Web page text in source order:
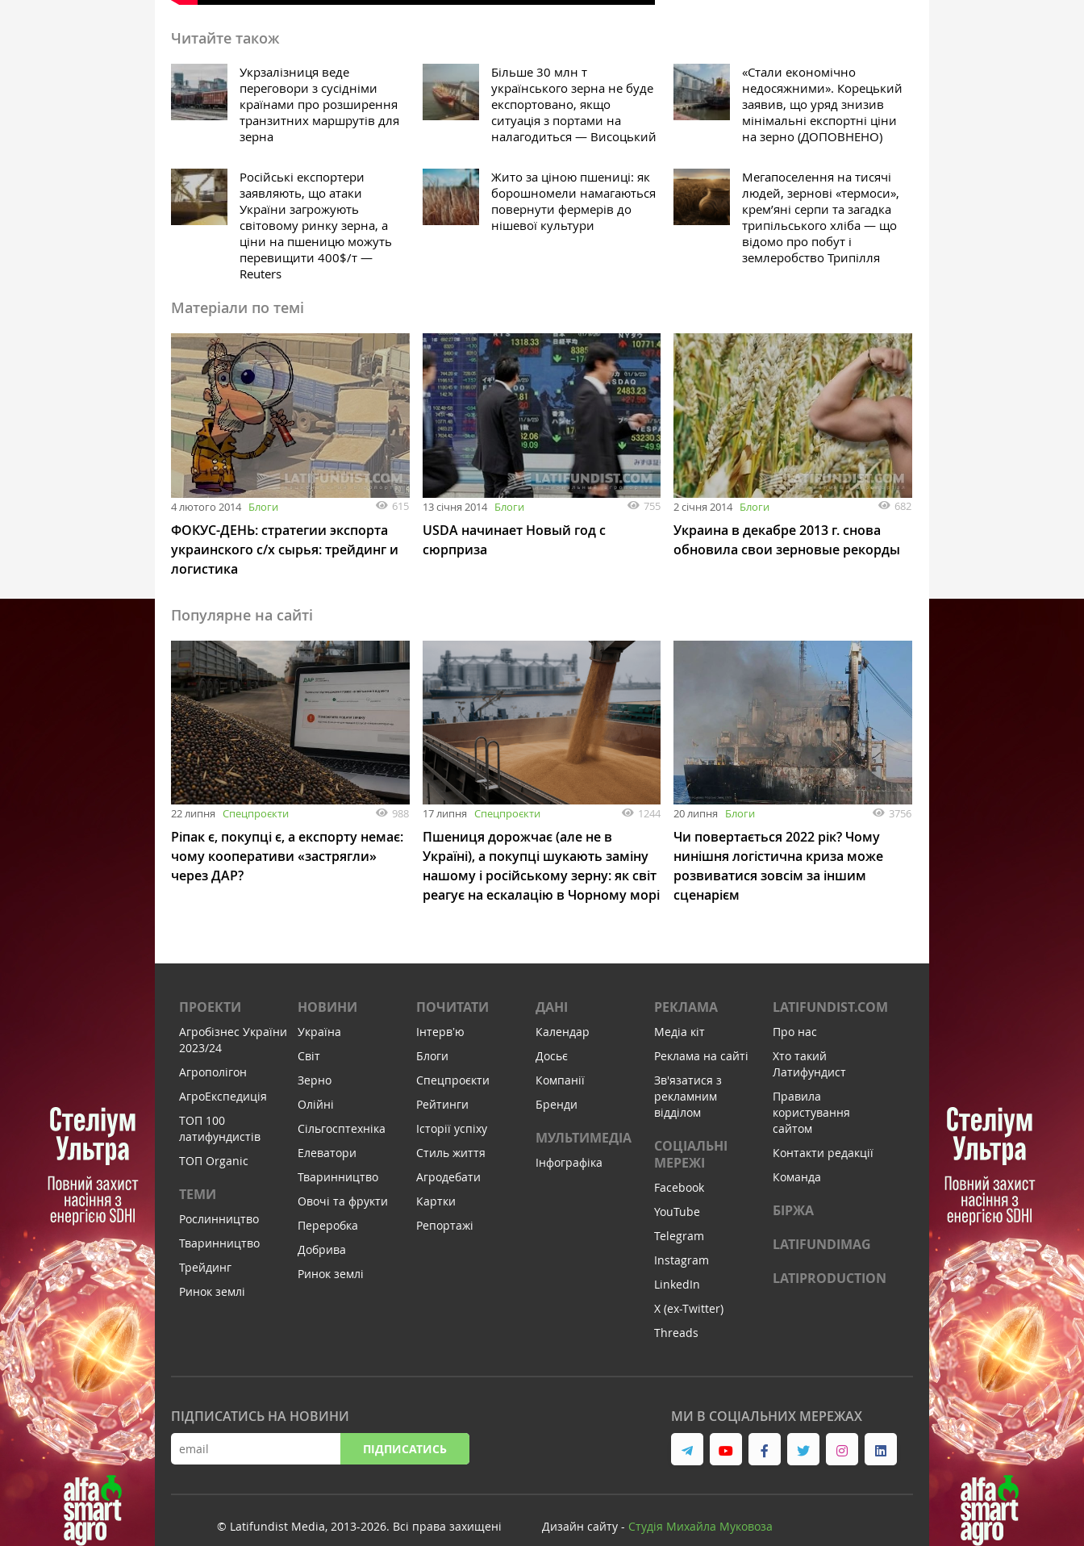
Читайте також
Укрзалізниця веде
переговори з сусідніми
країнами про розширення
транзитних маршрутів для
зерна
Більше 30 млн т
українського зерна не буде
експортовано, якщо
ситуація з портами на
налагодиться — Висоцький
«Стали економічно
недосяжними». Корецький
заявив, що уряд знизив
мінімальні експортні ціни
на зерно (ДОПОВНЕНО)
Російські експортери
заявляють, що атаки
України загрожують
світовому ринку зерна, а
ціни на пшеницю можуть
перевищити 400$/т —
Reuters
Жито за ціною пшениці: як
борошномели намагаються
повернути фермерів до
нішевої культури
Мегапоселення на тисячі
людей, зернові «термоси»,
крем’яні серпи та загадка
трипільського хліба — що
відомо про побут і
землеробство Трипілля
Матеріали по темі
4 лютого 2014 Блоги 615
ФОКУС-ДЕНЬ: стратегии экспорта
украинского с/х сырья: трейдинг и
логистика
13 січня 2014 Блоги 755
USDA начинает Новый год с
сюрприза
2 січня 2014 Блоги 682
Украина в декабре 2013 г. снова
обновила свои зерновые рекорды
Популярне на сайті
22 липня Спецпроєкти 988
Ріпак є, покупці є, а експорту немає:
чому кооперативи «застрягли»
через ДАР?
17 липня Спецпроєкти 1244
Пшениця дорожчає (але не в
Україні), а покупці шукають заміну
нашому і російському зерну: як світ
реагує на ескалацію в Чорному морі
20 липня Блоги 3756
Чи повертається 2022 рік? Чому
нинішня логістична криза може
розвиватися зовсім за іншим
сценарієм
ПРОЕКТИ
Агробізнес України
2023/24
Агрополігон
АгроЕкспедиція
ТОП 100
латифундистів
ТОП Organic
ТЕМИ
Рослинництво
Тваринництво
Трейдинг
Ринок землі
НОВИНИ
Україна
Світ
Зерно
Олійні
Сільгосптехніка
Елеватори
Тваринництво
Овочі та фрукти
Переробка
Добрива
Ринок землі
ПОЧИТАТИ
Інтервʼю
Блоги
Спецпроєкти
Рейтинги
Історії успіху
Стиль життя
Агродебати
Картки
Репортажі
ДАНІ
Календар
Досьє
Компанії
Бренди
МУЛЬТИМЕДІА
Інфографіка
РЕКЛАМА
Медіа кіт
Реклама на сайті
Зв'язатися з
рекламним
відділом
СОЦІАЛЬНІ
МЕРЕЖІ
Facebook
YouTube
Telegram
Instagram
LinkedIn
X (ex-Twitter)
Threads
LATIFUNDIST.COM
Про нас
Хто такий
Латифундист
Правила
користування
сайтом
Контакти редакції
Команда
БІРЖА
LATIFUNDIMAG
LATIPRODUCTION
ПІДПИСАТИСЬ НА НОВИНИ
ПІДПИСАТИСЬ
МИ В СОЦІАЛЬНИХ МЕРЕЖАХ
© Latifundist Media, 2013-2026. Всі права захищені Дизайн сайту - Cтудія Михайла Муковоза